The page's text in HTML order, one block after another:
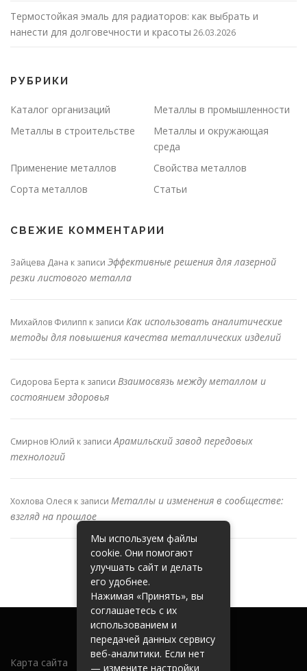
Термостойкая эмаль для радиаторов: как выбрать и
нанести для долговечности и красоты 26.03.2026
РУБРИКИ
Каталог организаций
Металлы в промышленности
Металлы в строительстве
Металлы и окружающая
среда
Применение металлов
Свойства металлов
Сорта металлов
Статьи
СВЕЖИЕ КОММЕНТАРИИ
Зайцева Дана к записи Эффективные решения для лазерной
резки листового металла
Михайлов Филипп к записи Как использовать аналитические
методы для повышения качества металлических изделий
Сидорова Берта к записи Взаимосвязь между металлом и
состоянием здоровья
Смирнов Юлий к записиАрамильский завод передовых
технологий
Хохлова Олеся к записи Металлы и изменения в сообществе:
взгляд на прошлое
Карта сайта
Мы используем файлы
cookie. Они помогают
улучшать сайт и делать
его удобнее.
Нажимая «Принять», вы
соглашаетесь с их
использованием и
передачей данных сервису
веб-аналитики. Если нет
— измените настройки